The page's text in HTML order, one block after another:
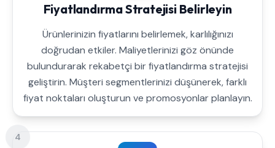
Fiyatlandırma Stratejisi Belirleyin
Ürünlerinizin fiyatlarını belirlemek, karlılığınızı
doğrudan etkiler. Maliyetlerinizi göz önünde
bulundurarak rekabetçi bir fiyatlandırma stratejisi
geliştirin. Müşteri segmentlerinizi düşünerek, farklı
fiyat noktaları oluşturun ve promosyonlar planlayın.
4